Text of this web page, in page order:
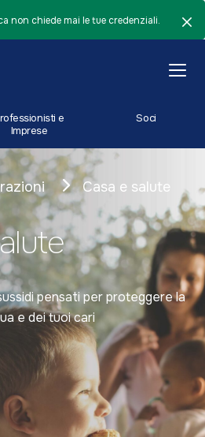
non chiede mai le tue credenziali.
e
Imprese
Soci
Casa e salute
pensati per proteggere la
e dei tuoi cari